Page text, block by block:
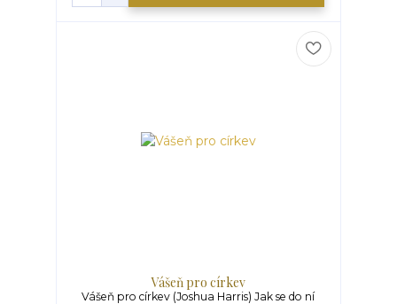
Vášeň pro církev
Vášeň pro církev (Joshua Harris) Jak se do ní